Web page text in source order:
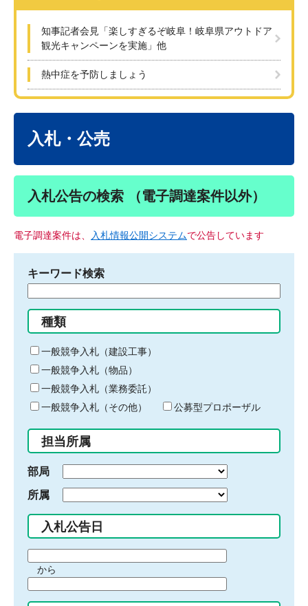
知事記者会見「楽しすぎるぞ岐阜！岐阜県アウトドア
観光キャンペーンを実施」他
熱中症を予防しましょう
入札・公売
入札公告の検索 （電子調達案件以外）
電子調達案件は、 入札情報公開システムで公告しています
キーワード検索
る
キ
ー
ワ
ー
ド
入
力
種類
一般競争入札（建設工事）
一般競争入札（物品）
一般競争入札（業務委託）
一般競争入札（その他）
公募型プロポーザル
担当所属
部局
所属
入札公告日
間
始
から
間